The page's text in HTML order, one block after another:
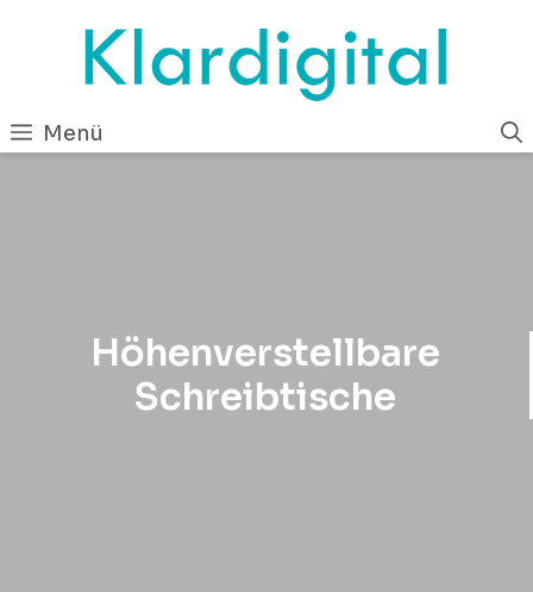
springen
Menü
Höhenverstellbare
Schreibtische